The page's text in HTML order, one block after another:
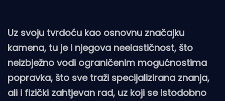
Uz svoju tvrdoću kao osnovnu značajku
kamena, tu je i njegova neelastičnost, što
neizbježno vodi ograničenim mogućnostima
popravka, što sve traži specijalizirana znanja,
ali i fizički zahtjevan rad, uz koji se istodobno